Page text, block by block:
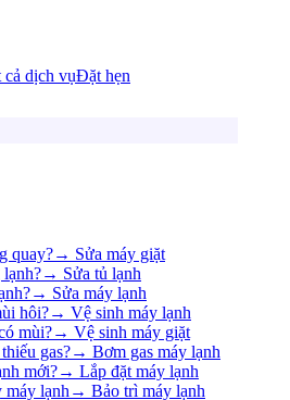
cả dịch vụĐặt hẹn
quay?→ Sửa máy giặt
→ Sửa tủ lạnh
→ Sửa máy lạnh
hôi?→ Vệ sinh máy lạnh
mùi?→ Vệ sinh máy giặt
gas?→ Bơm gas máy lạnh
mới?→ Lắp đặt máy lạnh
máy lạnh→ Bảo trì máy lạnh